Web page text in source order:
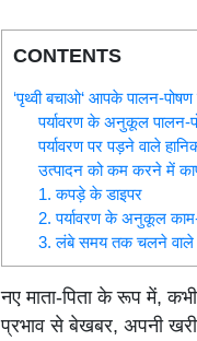
CONTENTS
‘पृथ्वी बचाओ‘ आपके पालन-
पर्यावरण के अनुकूल पालन-
पर्यावरण पर पड़ने वाले
उत्पादन को कम करने में
1. कपड़े के डाइपर
2. पर्यावरण के अनुकूल
3. लंबे समय तक चलने वाले
नए माता-पिता के रूप में,
प्रभाव से बेखबर, अपनी